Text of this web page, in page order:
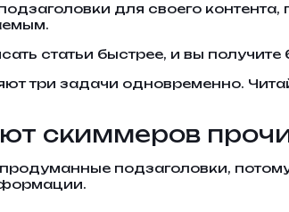
для своего
статьи быстрее, и вы
три задачи одновременно.
скиммеров
подзаголовки,